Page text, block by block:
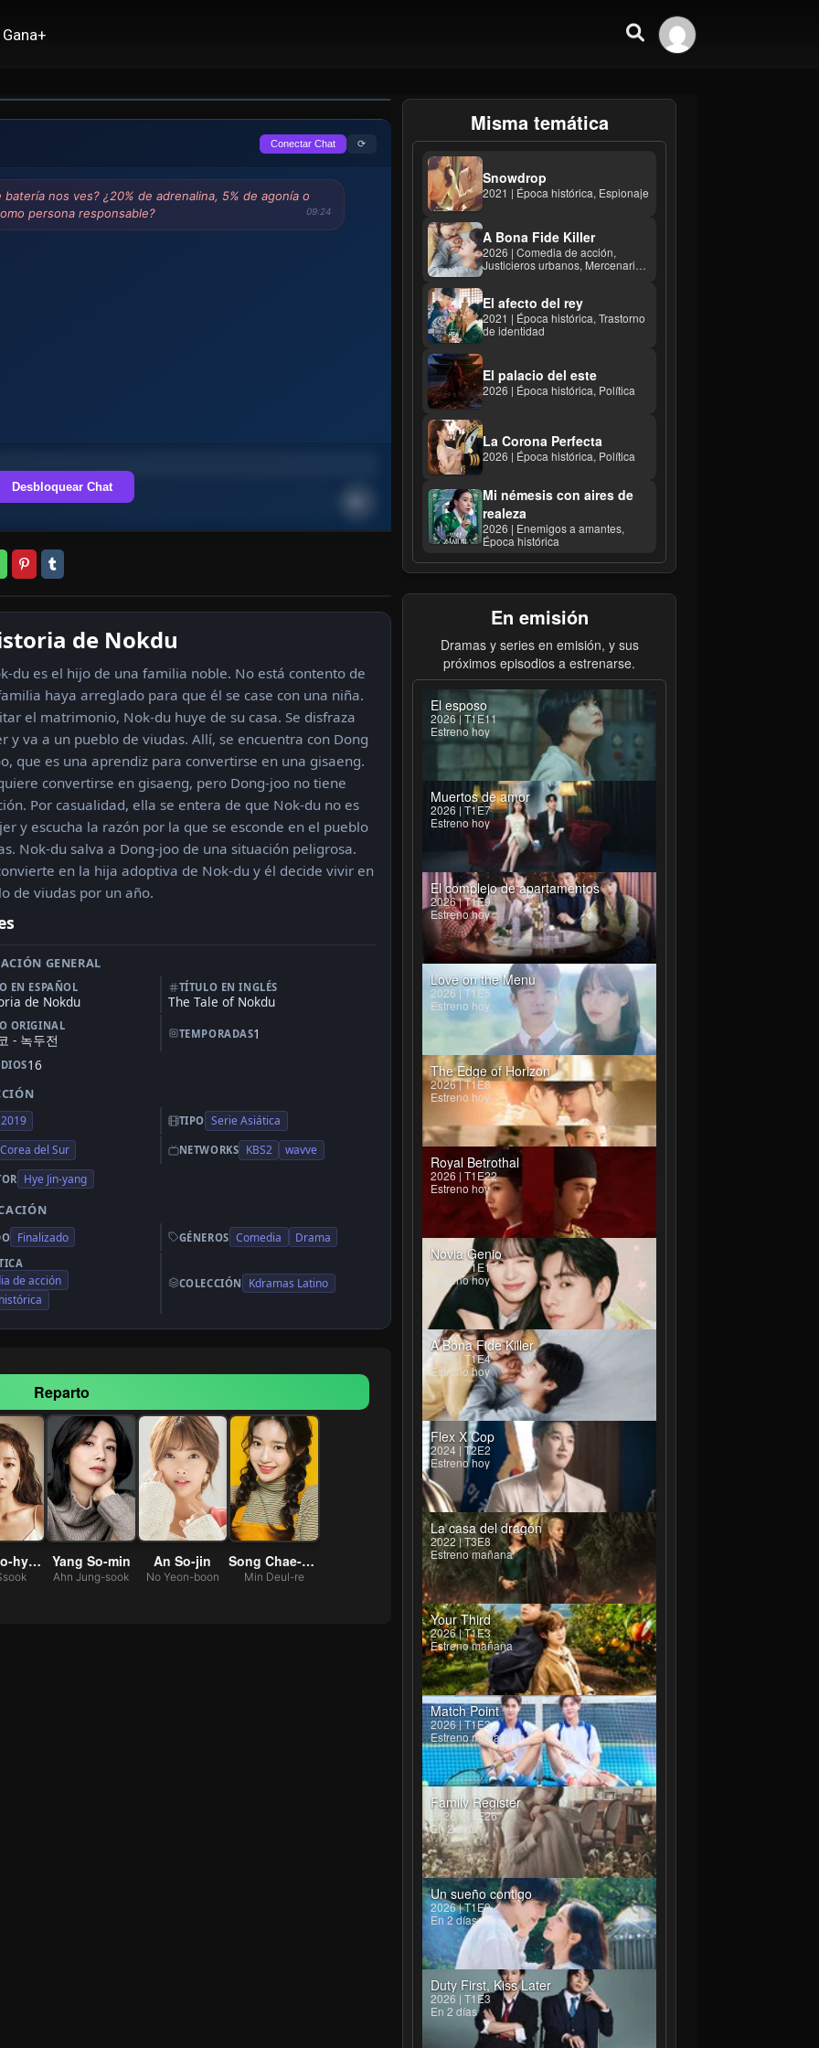
Gana+
Conectar Chat ⟳
nos ves? ¿20% de adrenalina, 5% de agonía o
persona responsable?
09:24
Desbloquear Chat
de Nokdu
du es el hijo de una familia noble. No está contento de
haya arreglado para que él se case con una niña.
el matrimonio, Nok-du huye de su casa. Se disfraza
y va a un pueblo de viudas. Allí, se encuentra con Dong
que es una aprendiz para convertirse en una gisaeng.
convertirse en gisaeng, pero Dong-joo no tiene
Por casualidad, ella se entera de que Nok-du no es
y escucha la razón por la que se esconde en el pueblo
Nok-du salva a Dong-joo de una situación peligrosa.
en la hija adoptiva de Nok-du y él decide vivir en
de viudas por un año.
GENERAL
EN ESPAÑOL
de Nokdu
TÍTULO EN INGLÉS
The Tale of Nokdu
ORIGINAL
- 녹두전 TEMPORADAS1
16
2019 TIPO Serie Asiática
Corea del Sur NETWORKS KBS2 wavve
Hye Jin-yang
Finalizado GÉNEROS Comedia Drama
de acción
COLECCIÓN Kdramas Latino
Reparto
Cho Soo-hyang Yang So-min
Ahn Jung-sook
An So-jin
No Yeon-boon
Song Chae-yoon
Min Deul-re
Misma temática
Snowdrop
2021 | Época histórica, Espionaje
A Bona Fide Killer
2026 | Comedia de acción,
Justicieros urbanos, Mercenarios
El afecto del rey
2021 | Época histórica, Trastorno
de identidad
El palacio del este
2026 | Época histórica, Política
La Corona Perfecta
2026 | Época histórica, Política
Mi némesis con aires de
realeza
2026 | Enemigos a amantes,
Época histórica
En emisión
Dramas y series en emisión, y sus
próximos episodios a estrenarse.
El esposo
2026 | T1E11
Estreno hoy
Muertos de amor
2026 | T1E7
Estreno hoy
El complejo de apartamentos
2026 | T1E9
Estreno hoy
Love on the Menu
2026 | T1E5
Estreno hoy
The Edge of Horizon
2026 | T1E8
Estreno hoy
Royal Betrothal
2026 | T1E22
Estreno hoy
Novia Genio
2026 | T1E17
Estreno hoy
A Bona Fide Killer
2026 | T1E4
Estreno hoy
Flex X Cop
2024 | T2E2
Estreno hoy
La casa del dragón
2022 | T3E8
Estreno mañana
Your Third
2026 | T1E3
Estreno mañana
Match Point
2026 | T1E3
Estreno mañana
Family Register
2026 | T1E26
En 2 días
Un sueño contigo
2026 | T1E9
En 2 días
Duty First, Kiss Later
2026 | T1E3
En 2 días